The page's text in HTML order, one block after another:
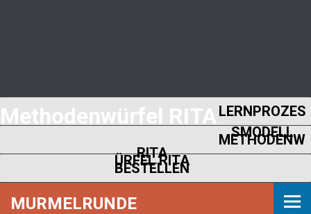
Methodenwürfel RITALERNPROZES
SMODELL
RITA
METHODENW
ÜRFEL RITA
BESTELLEN
MURMELRUNDE